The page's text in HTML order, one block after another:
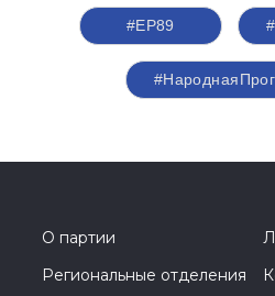
#ЕР89
О партии
Региональные отделения